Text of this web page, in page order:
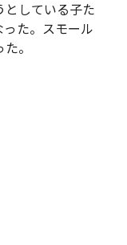
としている子た
た。スモール
。